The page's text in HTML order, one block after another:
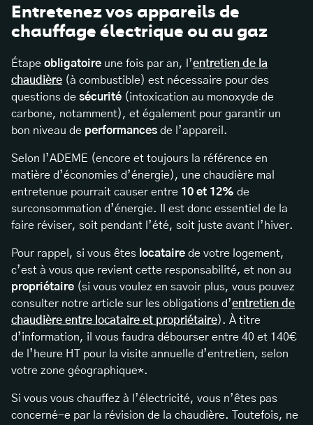
Entretenez vos appareils de
chauffage électrique ou au gaz
Étape obligatoire une fois par an, l’entretien de la
chaudière (à combustible) est nécessaire pour des
questions de sécurité (intoxication au monoxyde de
carbone, notamment), et également pour garantir un
bon niveau de performances de l’appareil.
Selon l’ADEME (encore et toujours la référence en
matière d’économies d’énergie), une chaudière mal
entretenue pourrait causer entre 10 et 12% de
surconsommation d’énergie. Il est donc essentiel de la
faire réviser, soit pendant l’été, soit juste avant l’hiver.
Pour rappel, si vous êtes locataire de votre logement,
c’est à vous que revient cette responsabilité, et non au
propriétaire (si vous voulez en savoir plus, vous pouvez
consulter notre article sur les obligations d’entretien de
chaudière entre locataire et propriétaire). À titre
d’information, il vous faudra débourser entre 40 et 140€
de l’heure HT pour la visite annuelle d’entretien, selon
votre zone géographique*.
Si vous vous chauffez à l’électricité, vous n’êtes pas
concerné-e par la révision de la chaudière. Toutefois, ne